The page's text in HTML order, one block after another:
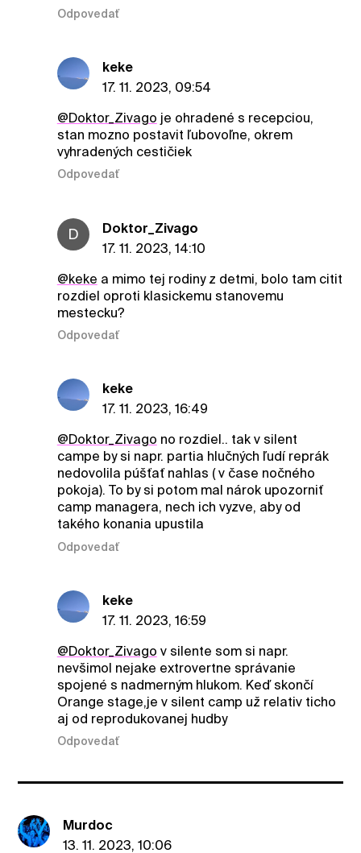
Odpovedať
keke
17. 11. 2023, 09:54
@Doktor_Zivago je ohradené s recepciou,
stan mozno postavit ľubovoľne, okrem
vyhradených cestičiek
Odpovedať
D
Doktor_Zivago
17. 11. 2023, 14:10
@keke a mimo tej rodiny z detmi, bolo tam citit
rozdiel oproti klasickemu stanovemu
mestecku?
Odpovedať
keke
17. 11. 2023, 16:49
@Doktor_Zivago no rozdiel.. tak v silent
campe by si napr. partia hlučných ľudí reprák
nedovolila púšťať nahlas ( v čase nočného
pokoja). To by si potom mal nárok upozorniť
camp managera, nech ich vyzve, aby od
takého konania upustila
Odpovedať
keke
17. 11. 2023, 16:59
@Doktor_Zivago v silente som si napr.
nevšimol nejake extrovertne správanie
spojené s nadmerným hlukom. Keď skončí
Orange stage,je v silent camp už relativ ticho
aj od reprodukovanej hudby
Odpovedať
Murdoc
13. 11. 2023, 10:06